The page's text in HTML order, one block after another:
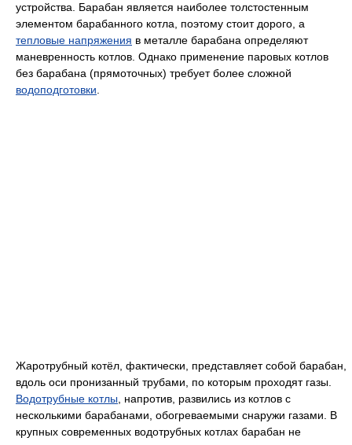
устройства. Барабан является наиболее толстостенным
элементом барабанного котла, поэтому стоит дорого, а
тепловые напряжения в металле барабана определяют
маневренность котлов. Однако применение паровых котлов
без барабана (прямоточных) требует более сложной
водоподготовки.
Жаротрубный котёл, фактически, представляет собой барабан,
вдоль оси пронизанный трубами, по которым проходят газы.
Водотрубные котлы, напротив, развились из котлов с
несколькими барабанами, обогреваемыми снаружи газами. В
крупных современных водотрубных котлах барабан не